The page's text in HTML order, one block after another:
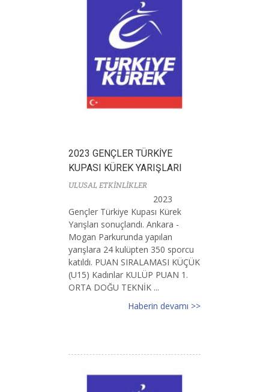
2023 GENÇLER TÜRKİYE
KUPASI KÜREK YARIŞLARI
ULUSAL ETKİNLİKLER
2023
Gençler Türkiye Kupası Kürek
Yarışları sonuçlandı. Ankara -
Mogan Parkurunda yapılan
yarışlara 24 kulüpten 350 sporcu
katıldı. PUAN SIRALAMASI KÜÇÜK
(U15) Kadınlar KULÜP PUAN 1.
ORTA DOĞU TEKNİK ...
Haberin devamı >>